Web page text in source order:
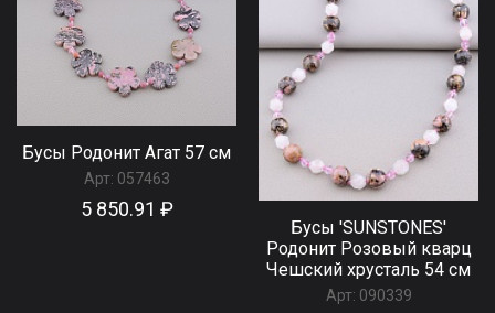
Бусы Родонит Агат 57 см
Арт: 057463
5 850.91 ₽
Бусы 'SUNSTONES'
Родонит Розовый кварц
Чешский хрусталь 54 см
Арт: 090339